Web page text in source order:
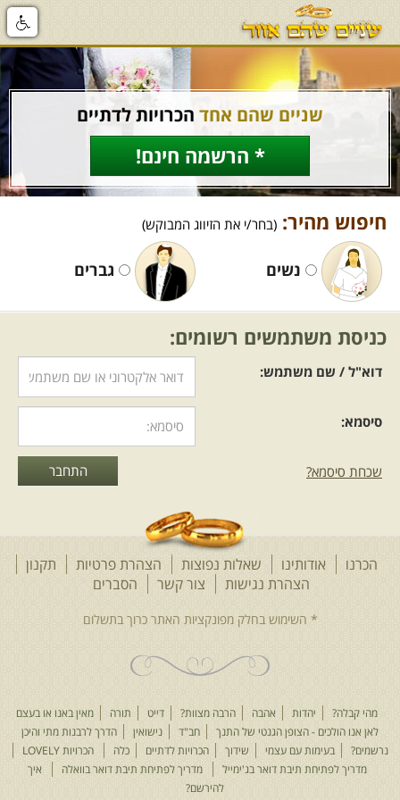
שניים שהם אחד הכרויות לדתיים
* הרשמה חינם!
חיפוש מהיר: (בחר/י את הזיווג המבוקש)
נשים גברים
כניסת משתמשים רשומים:
דוא"ל / שם משתמש:
סיסמא:
שכחת סיסמא?
הכרנו אודותינו שאלות נפוצות הצהרת פרטיות
תקנון
הצהרת נגישות
צור קשר הסברים
מהי קבלה? יהדות אהבה הרבה מצוות? דייט תורה
מאין באנו או בעצם
לאן אנו הולכים - הצופן הגנטי של התנך
חב"ד נישואין
הדרך לרבנות מתי והיכן
נרשמים?
בעימות עם עצמי שידוך הכרויות לדתיים כלה
הכרויות LOVELY
מדריך לפתיחת תיבת דואר בג'ימייל
מדריך לפתיחת תיבת דואר בוואלה
איך
להירשם?